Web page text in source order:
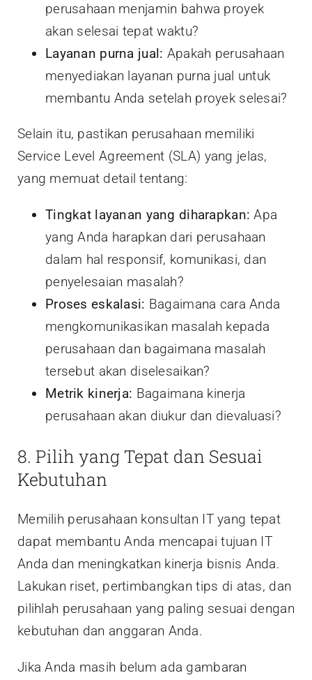
perusahaan menjamin bahwa proyek
akan selesai tepat waktu?
Layanan purna jual: Apakah perusahaan
menyediakan layanan purna jual untuk
membantu Anda setelah proyek selesai?
Selain itu, pastikan perusahaan memiliki
Service Level Agreement (SLA) yang jelas,
yang memuat detail tentang:
Tingkat layanan yang diharapkan: Apa
yang Anda harapkan dari perusahaan
dalam hal responsif, komunikasi, dan
penyelesaian masalah?
Proses eskalasi: Bagaimana cara Anda
mengkomunikasikan masalah kepada
perusahaan dan bagaimana masalah
tersebut akan diselesaikan?
Metrik kinerja: Bagaimana kinerja
perusahaan akan diukur dan dievaluasi?
8. Pilih yang Tepat dan Sesuai
Kebutuhan
Memilih perusahaan konsultan IT yang tepat
dapat membantu Anda mencapai tujuan IT
Anda dan meningkatkan kinerja bisnis Anda.
Lakukan riset, pertimbangkan tips di atas, dan
pilihlah perusahaan yang paling sesuai dengan
kebutuhan dan anggaran Anda.
Jika Anda masih belum ada gambaran